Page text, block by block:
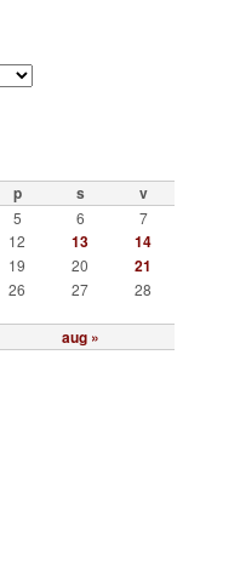
p s v
aug »
5 6
7
12 13 14
19 20 21
26 27
28